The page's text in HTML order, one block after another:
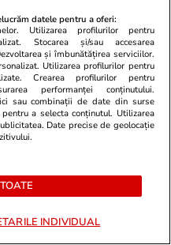
datele pentru a oferi:
Utilizarea profilurilor pentru
Stocarea și/sau accesarea
și îmbunătățirea serviciilor.
Utilizarea profilurilor pentru
Crearea profilurilor pentru
performanței conținutului.
sau combinații de date din surse
a selecta conținutul. Utilizarea
Date precise de geolocație
INDIVIDUAL